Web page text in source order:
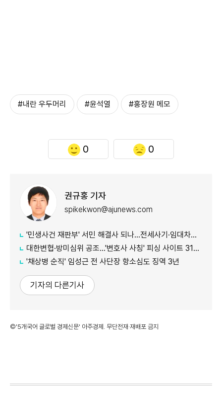
#내란 우두머리 #윤석열 #홍장원 메모
0 0
권규홍 기자
spikekwon@ajunews.com
'민생사건 재판부' 서민 해결사 되나...전세사기·임대차분쟁 평균 3개월내 해결
대한변협·방미심위 공조…'변호사 사칭' 피싱 사이트 31건 무더기 차단
'채상병 순직' 임성근 전 사단장 항소심도 징역 3년
기자의 다른기사
©'5개국어 글로벌 경제신문' 아주경제. 무단전재·재배포 금지